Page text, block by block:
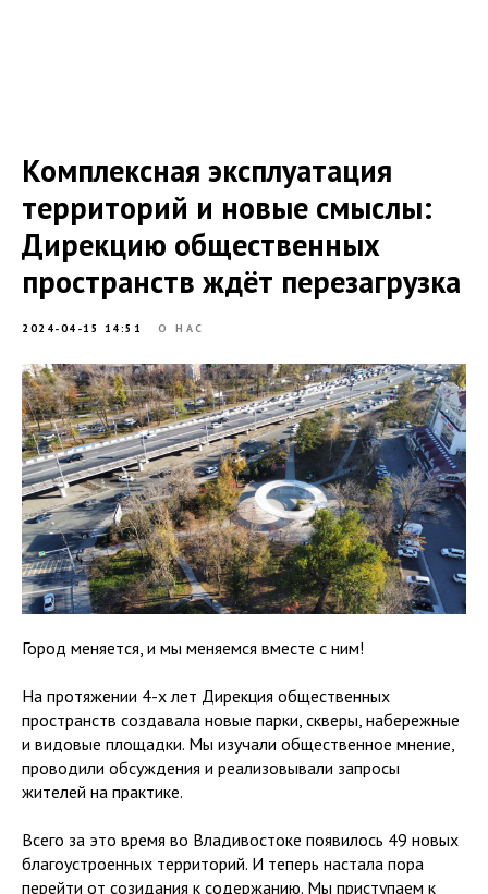
Комплексная эксплуатация
территорий и новые смыслы:
Дирекцию общественных
пространств ждёт перезагрузка
2024-04-15 14:51 О НАС
Город меняется, и мы меняемся вместе с ним!
На протяжении 4-х лет Дирекция общественных
пространств создавала новые парки, скверы, набережные
и видовые площадки. Мы изучали общественное мнение,
проводили обсуждения и реализовывали запросы
жителей на практике.
Всего за это время во Владивостоке появилось 49 новых
благоустроенных территорий. И теперь настала пора
перейти от созидания к содержанию. Мы приступаем к